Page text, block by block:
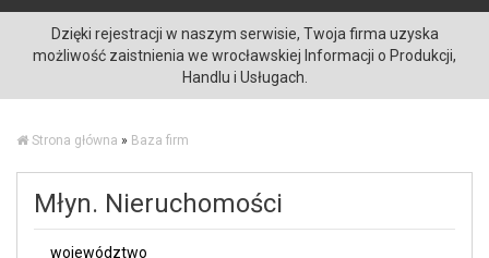
Dzięki rejestracji w naszym serwisie, Twoja firma uzyska
możliwość zaistnienia we wrocławskiej Informacji o Produkcji,
Handlu i Usługach.
Strona główna » Baza firm
Młyn. Nieruchomości
województwo